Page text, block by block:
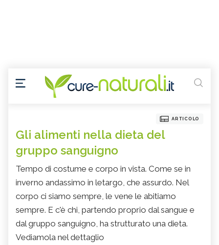
ARTICOLO
Gli alimenti nella dieta del
gruppo sanguigno
Tempo di costume e corpo in vista. Come se in
inverno andassimo in letargo, che assurdo. Nel
corpo ci siamo sempre, le vene le abitiamo
sempre. E c'è chi, partendo proprio dal sangue e
dal gruppo sanguigno, ha strutturato una dieta.
Vediamola nel dettaglio